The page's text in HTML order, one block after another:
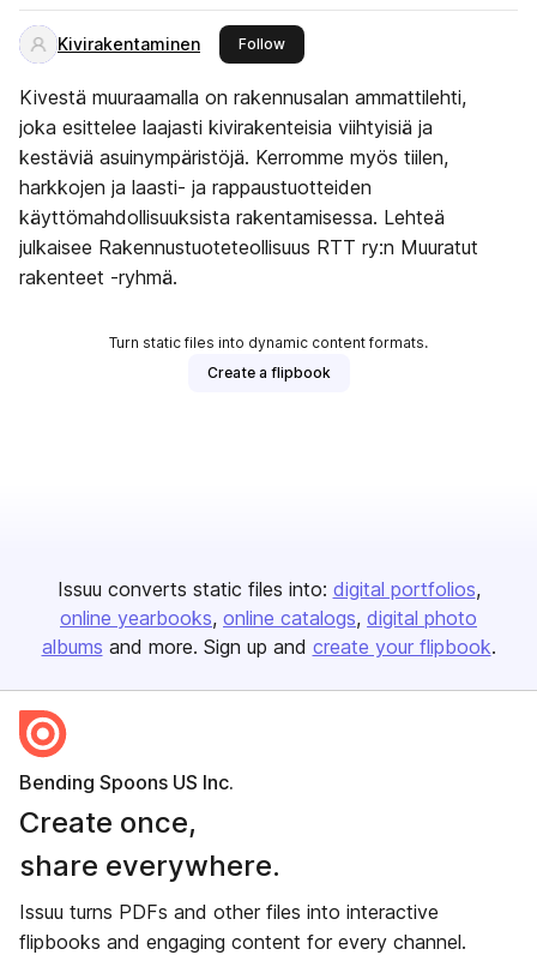
Kivirakentaminen Followthis publisher
Kivestä muuraamalla on rakennusalan ammattilehti,
joka esittelee laajasti kivirakenteisia viihtyisiä ja
kestäviä asuinympäristöjä. Kerromme myös tiilen,
harkkojen ja laasti- ja rappaustuotteiden
käyttömahdollisuuksista rakentamisessa. Lehteä
julkaisee Rakennustuoteteollisuus RTT ry:n Muuratut
rakenteet -ryhmä.
Turn static files into dynamic content formats.
Create a flipbook
Issuu converts static files into: digital portfolios
online yearbooks online catalogs digital photo
albums and more. Sign up and create your flipbook.
Bending Spoons US Inc.
Create once,
share everywhere.
Issuu turns PDFs and other files into interactive
flipbooks and engaging content for every channel.